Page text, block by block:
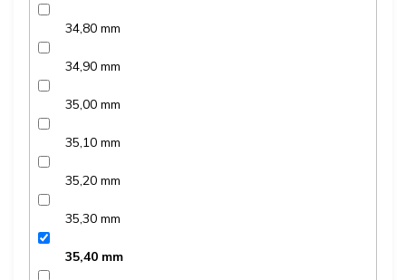
34,80 mm
34,90 mm
35,00 mm
35,10 mm
35,20 mm
35,30 mm
35,40 mm